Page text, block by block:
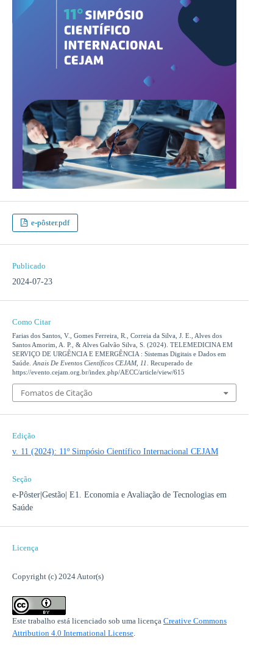
e-pôster.pdf
Publicado
2024-07-23
Como Citar
Farias dos Santos, V., Gomes Ferreira, R., Correia da Silva, J. E., Alves dos
Santos Amorim, A. P., & Alves Galvão Silva, S. (2024). TELEMEDICINA EM
SERVIÇO DE URGÊNCIA E EMERGÊNCIA : Sistemas Digitais e Dados em
Saúde. Anais De Eventos Científicos CEJAM, 11
. Recuperado de
https://evento.cejam.org.br/index.php/AECC/article/view/615
Fomatos de Citação
Edição
v. 11 (2024): 11º Simpósio Científico Internacional CEJAM
Seção
e-Pôster|Gestão| E1. Economia e Avaliação de Tecnologias em
Saúde
Licença
Copyright (c) 2024 Autor(s)
Este trabalho está licenciado sob uma licença Creative Commons
Attribution 4.0 International License.